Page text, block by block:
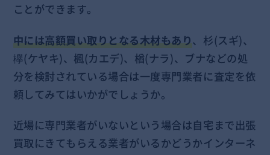
ことができます。
中には高額買い取りとなる木材もあり、杉(スギ)、
欅(ケヤキ)、楓(カエデ)、楢(ナラ)、ブナなどの処
分を検討されている場合は一度専門業者に査定を依
頼してみてはいかがでしょうか。
近場に専門業者がいないという場合は自宅まで出張
買取にきてもらえる業者がいるかどうかインターネ